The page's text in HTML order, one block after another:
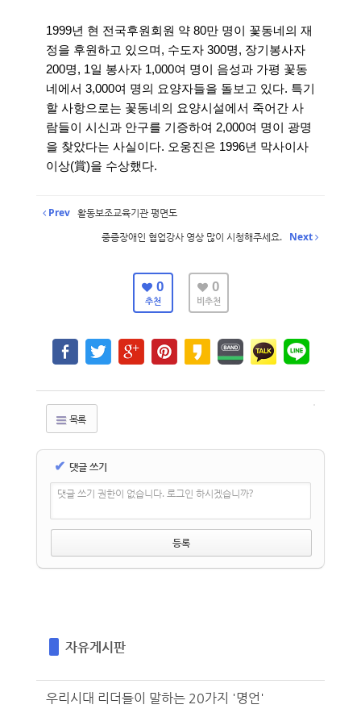
1999년 현 전국후원회원 약 80만 명이 꽃동네의 재
정을 후원하고 있으며, 수도자 300명, 장기봉사자
200명, 1일 봉사자 1,000여 명이 음성과 가평 꽃동
네에서 3,000여 명의 요양자들을 돌보고 있다. 특기
할 사항으로는 꽃동네의 요양시설에서 죽어간 사
람들이 시신과 안구를 기증하여 2,000여 명이 광명
을 찾았다는 사실이다. 오웅진은 1996년 막사이사
이상(賞)을 수상했다.
Prev 활동보조교육기관 평면도
중증장애인 협업강사 영상 많이 시청해주세요. Next
0
추천
0
비추천
목록
✔ 댓글 쓰기
댓글 쓰기 권한이 없습니다. 로그인 하시겠습니까?
자유게시판
우리시대 리더들이 말하는 20가지 '명언'